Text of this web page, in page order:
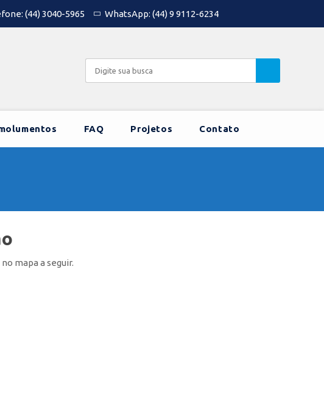
(44) 3040-5965 WhatsApp: (44) 9 9112-6234
FAQ Projetos Contato
mapa a seguir.